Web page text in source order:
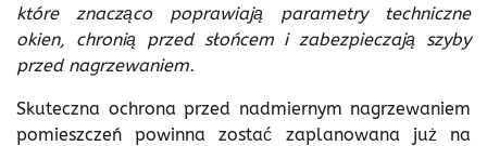
które znacząco poprawiają parametry techniczne
okien, chronią przed słońcem i zabezpieczają szyby
przed nagrzewaniem.
Skuteczna ochrona przed nadmiernym nagrzewaniem
pomieszczeń powinna zostać zaplanowana już na